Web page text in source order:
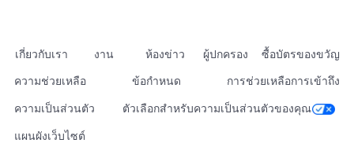
เกี่ยวกับเรา งาน ห้องข่าว ผู้ปกครอง
ซื้อบัตรของขวัญ
ความช่วยเหลือ
ข้อกำหนด
การช่วยเหลือการเข้าถึง
ความเป็นส่วนตัว
ตัวเลือกสำหรับความเป็นส่วนตัวของคุณ
แผนผังเว็บไซต์